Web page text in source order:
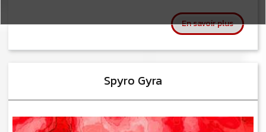
En savoir plussur Trust
Spyro Gyra